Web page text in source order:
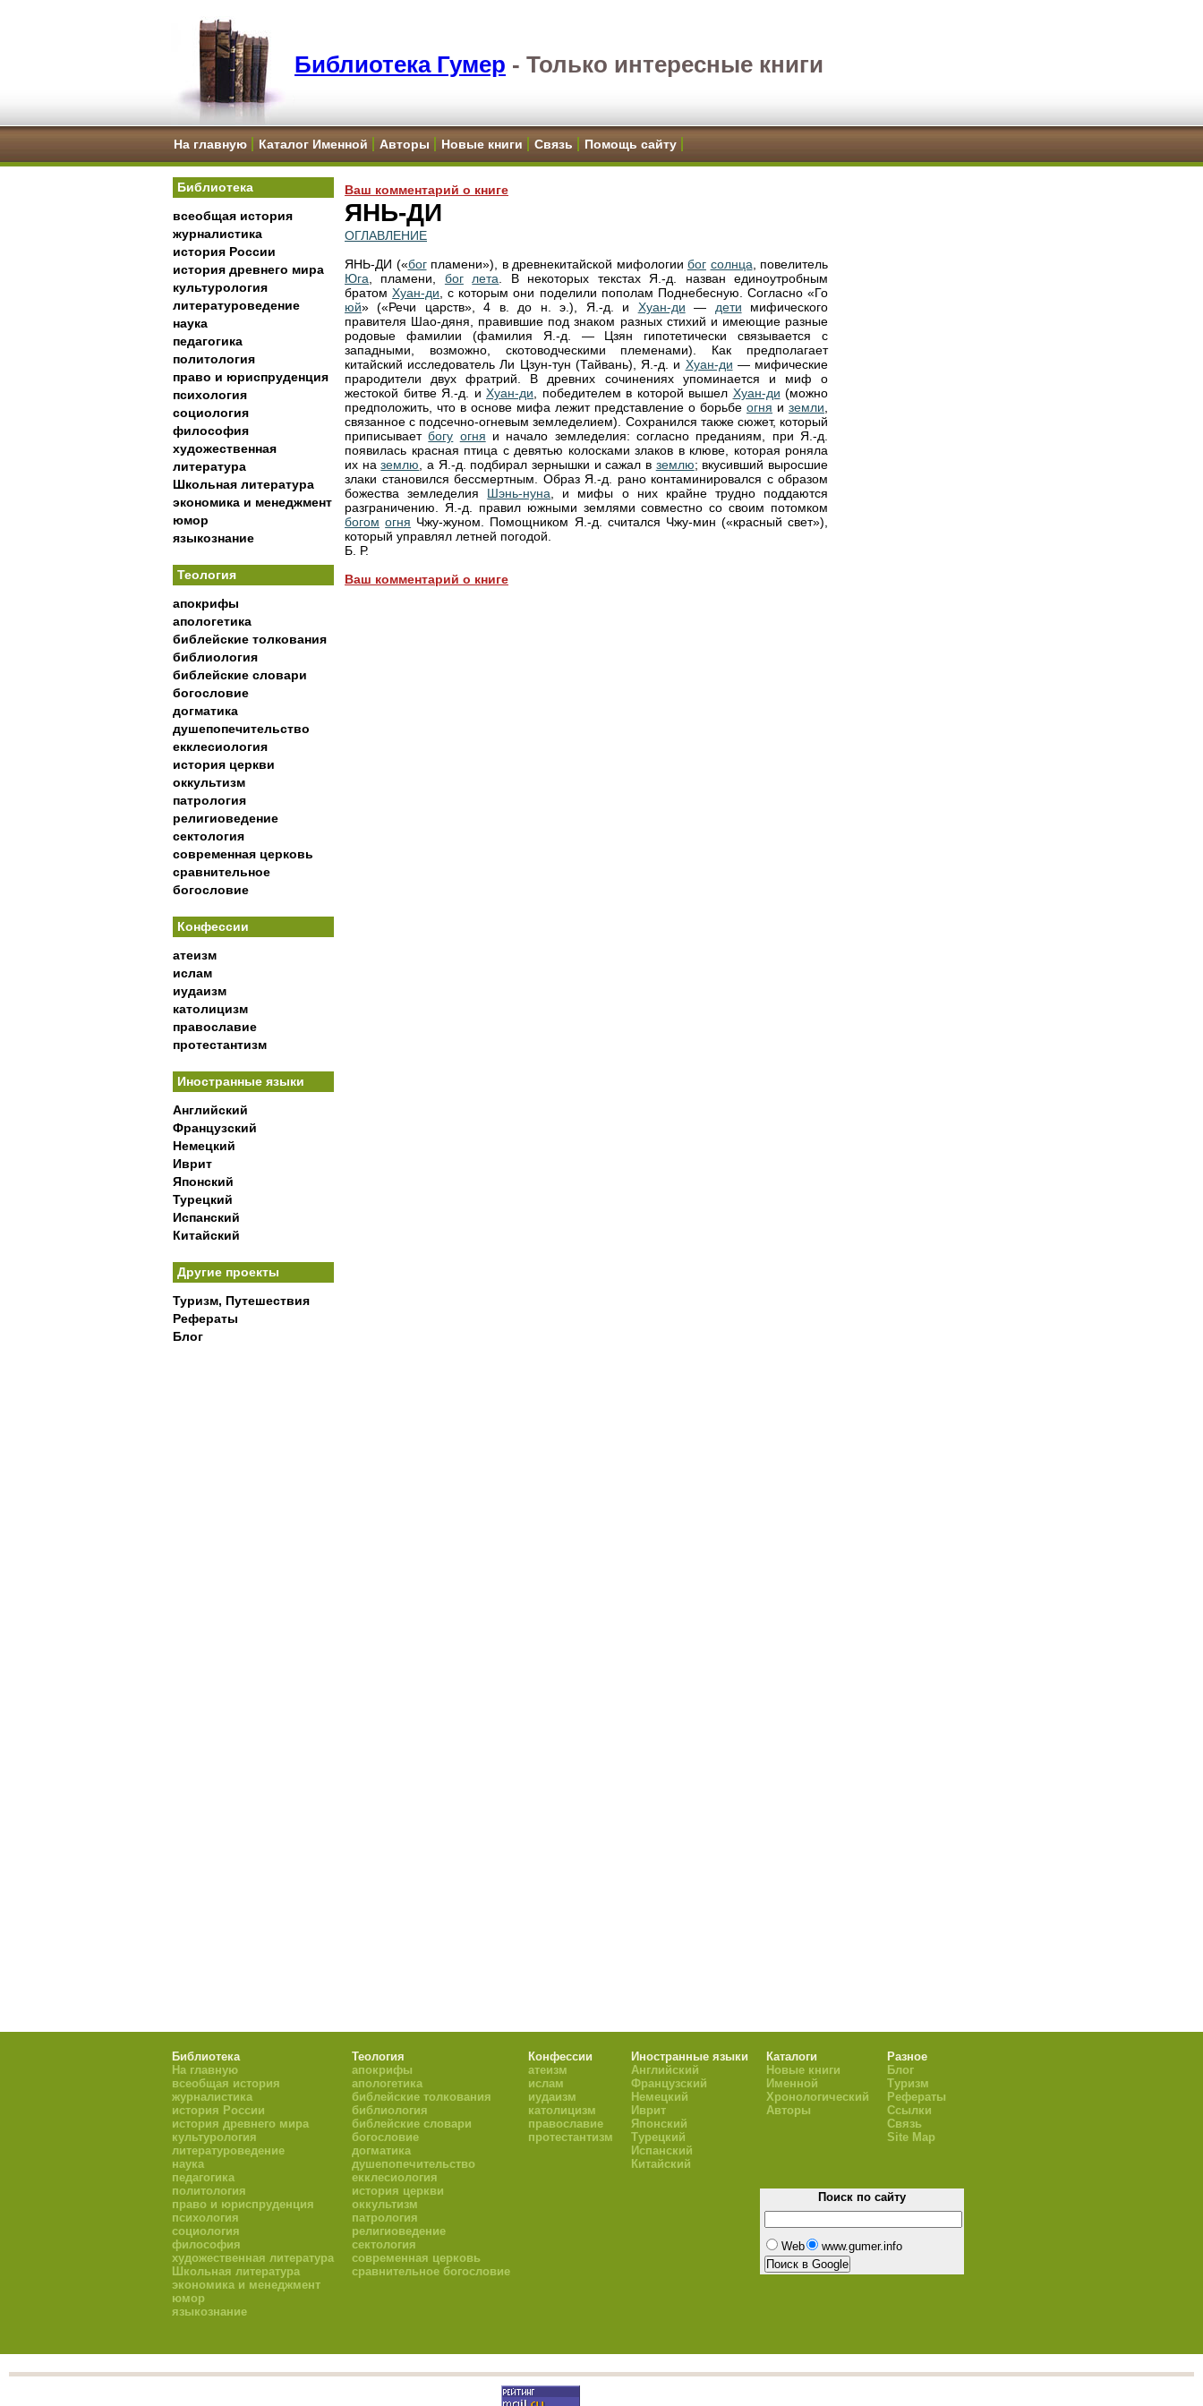
Библиотека Гумер - Только интересные книги
На главную Каталог Именной Авторы Новые книги Связь Помощь сайту
Библиотека
всеобщая история
журналистика
история России
история древнего мира
культурология
литературоведение
наука
педагогика
политология
право и юриспруденция
психология
социология
философия
художественная
литература
Школьная литература
экономика и менеджмент
юмор
языкознание
Теология
апокрифы
апологетика
библейские толкования
библиология
библейские словари
богословие
догматика
душепопечительство
екклесиология
история церкви
оккультизм
патрология
религиоведение
сектология
современная церковь
сравнительное
богословие
Конфессии
атеизм
ислам
иудаизм
католицизм
православие
протестантизм
Иностранные языки
Английский
Французский
Немецкий
Иврит
Японский
Турецкий
Испанский
Китайский
Другие проекты
Туризм, Путешествия
Рефераты
Блог
Ваш комментарий о книге
ЯНЬ-ДИ
ОГЛАВЛЕНИЕ
ЯНЬ-ДИ («богпламени»), в древнекитайской мифологии бог солнца , повелитель
Юга , пламени, бог лета . В некоторых текстах Я.-д. назван единоутробным
братомХуан-ди , с которым они поделили пополам Поднебесную. Согласно «Го
юй» («Речи царств», 4 в. до н. э.), Я.-д. и Хуан-ди — дети мифического
правителя Шао-дяня, правившие под знаком разных стихий и имеющие разные
родовые фамилии (фамилия Я.-д. — Цзян гипотетически связывается с
западными, возможно, скотоводческими племенами). Как предполагает
китайский исследователь Ли Цзун-тун (Тайвань), Я.-д. и Хуан-ди — мифические
прародители двух фратрий. В древних сочинениях упоминается и миф о
жестокой битве Я.-д. и Хуан-ди , победителем в которой вышел Хуан-ди (можно
предположить, что в основе мифа лежит представление о борьбе огня и земли
связанное с подсечно-огневым земледелием). Сохранился также сюжет, который
приписываетбогу огня и начало земледелия: согласно преданиям, при Я.-д.
появилась красная птица с девятью колосками злаков в клюве, которая роняла
их наземлю , а Я.-д. подбирал зернышки и сажал в землю; вкусивший выросшие
злаки становился бессмертным. Образ Я.-д. рано контаминировался с образом
божества земледелия Шэнь-нуна , и мифы о них крайне трудно поддаются
разграничению. Я.-д. правил южными землями совместно со своим потомком
богом огня Чжу-жуном. Помощником Я.-д. считался Чжу-мин («красный свет»),
который управлял летней погодой.
Б. Р.
Ваш комментарий о книге
Библиотека
На главную
всеобщая история
журналистика
история России
история древнего мира
культурология
литературоведение
наука
педагогика
политология
право и юриспруденция
психология
социология
философия
художественная литература
Школьная литература
экономика и менеджмент
юмор
языкознание
Теология
апокрифы
апологетика
библейские толкования
библиология
библейские словари
богословие
догматика
душепопечительство
екклесиология
история церкви
оккультизм
патрология
религиоведение
сектология
современная церковь
сравнительное богословие
Конфессии
атеизм
ислам
иудаизм
католицизм
православие
протестантизм
Иностранные языки
Английский
Французский
Немецкий
Иврит
Японский
Турецкий
Испанский
Китайский
Каталоги
Новые книги
Именной
Хронологический
Авторы
Разное
Блог
Туризм
Рефераты
Ссылки
Связь
Site Map
Поиск по сайту
Web www.gumer.info